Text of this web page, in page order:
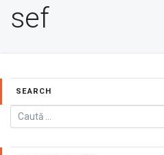
sef
SEARCH